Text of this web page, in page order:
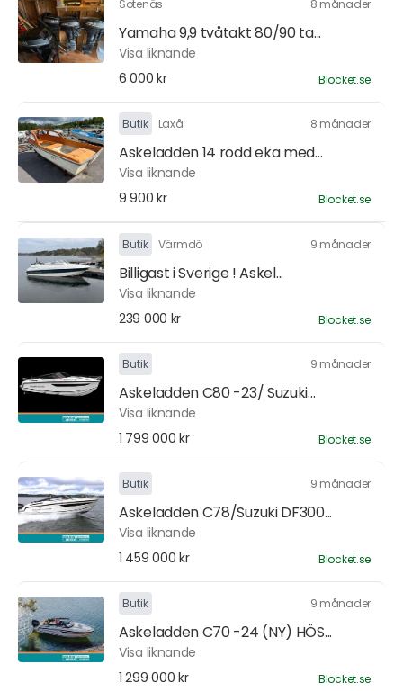
Sotenäs 8 månader
Yamaha 9,9 tvåtakt 80/90 ta...
Visa liknande
6 000 kr
Blocket.se
Butik Laxå 8 månader
Askeladden 14 rodd eka med...
Visa liknande
9 900 kr
Blocket.se
Butik Värmdö 9 månader
Billigast i Sverige ! Askel...
Visa liknande
239 000 kr
Blocket.se
Butik 9 månader
Askeladden C80 -23/ Suzuki...
Visa liknande
1 799 000 kr
Blocket.se
Butik 9 månader
Askeladden C78/Suzuki DF300...
Visa liknande
1 459 000 kr
Blocket.se
Butik 9 månader
Askeladden C70 -24 (NY) HÖS...
Visa liknande
1 299 000 kr
Blocket.se